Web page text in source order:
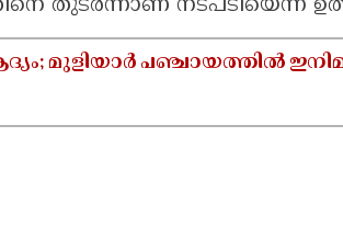
തുടർന്നാണ് നടപടിയെന്ന്
മുളിയാർ പഞ്ചായത്തിൽ